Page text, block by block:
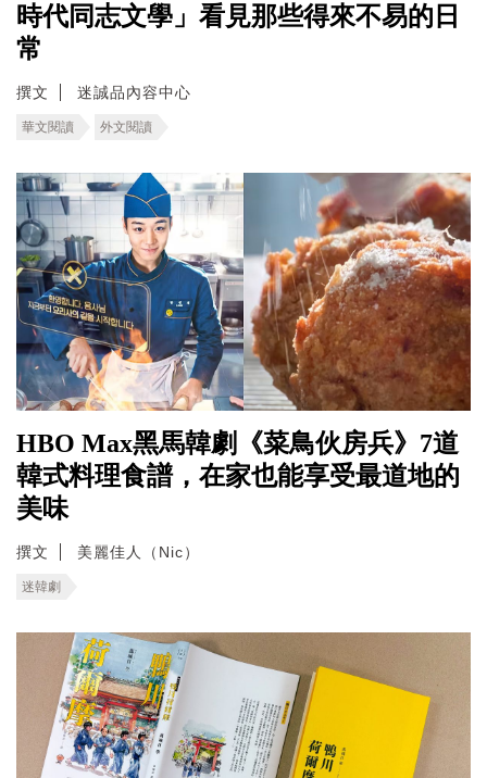
時代同志文學」看見那些得來不易的日
常
撰文 迷誠品內容中心
華文閱讀 外文閱讀
HBO Max黑馬韓劇《菜鳥伙房兵》7道
韓式料理食譜，在家也能享受最道地的
美味
撰文 美麗佳人（Nic）
迷韓劇